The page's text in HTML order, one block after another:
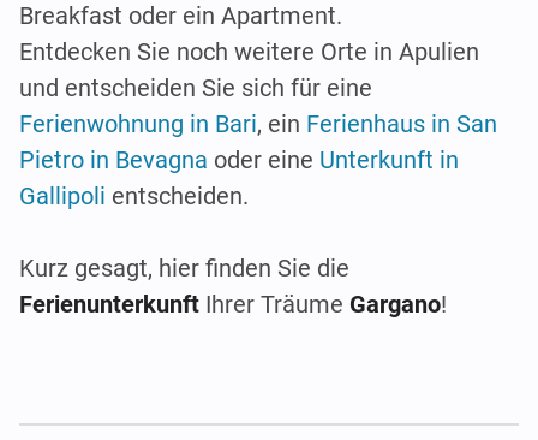
Breakfast oder ein Apartment.
Entdecken Sie noch weitere Orte in Apulien
und entscheiden Sie sich für eine
Ferienwohnung in Bari, ein Ferienhaus in San
Pietro in Bevagna oder eine Unterkunft in
Gallipoli entscheiden.
Kurz gesagt, hier finden Sie die
Ferienunterkunft Ihrer Träume Gargano!